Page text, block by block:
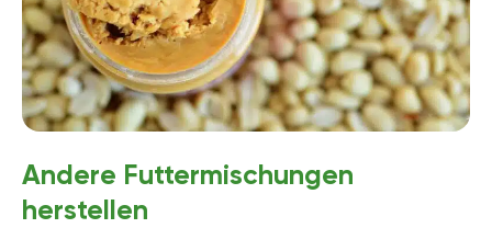
Andere Futtermischungen
herstellen